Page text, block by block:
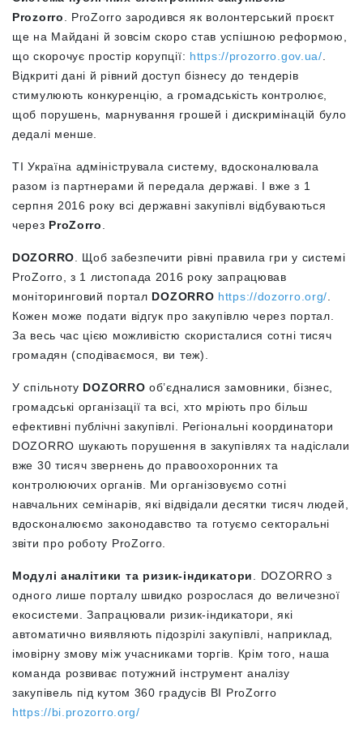
Prozorro
. ProZorro зародився як волонтерський проєкт
ще на Майдані й зовсім скоро став успішною реформою,
що скорочує простір корупції: https://prozorro.gov.ua/
Відкриті дані й рівний доступ бізнесу до тендерів
стимулюють конкуренцію, а громадськість контролює,
щоб порушень, марнування грошей і дискримінацій було
дедалі менше.
ТІ Україна адмініструвала систему, вдосконалювала
разом із партнерами й передала державі. І вже з 1
серпня 2016 року всі державні закупівлі відбуваються
через ProZorro
DOZORRO . Щоб забезпечити рівні правила гри у системі
ProZorro, з 1 листопада 2016 року запрацював
моніторинговий портал DOZORRO https://dozorro.org/
Кожен може подати відгук про закупівлю через портал.
За весь час цією можливістю скористалися сотні тисяч
громадян (сподіваємося, ви теж).
У спільноту DOZORRO об’єдналися замовники, бізнес,
громадські організації та всі, хто мріють про більш
ефективні публічні закупівлі. Регіональні координатори
DOZORRO шукають порушення в закупівлях та надіслали
вже 30 тисяч звернень до правоохоронних та
контролюючих органів. Ми організовуємо сотні
навчальних семінарів, які відвідали десятки тисяч людей,
вдосконалюємо законодавство та готуємо секторальні
звіти про роботу ProZorro.
Модулі аналітики та ризик-індикатори
. DOZORRO з
одного лише порталу швидко розрослася до величезної
екосистеми. Запрацювали ризик-індикатори, які
автоматично виявляють підозрілі закупівлі, наприклад,
імовірну змову між учасниками торгів. Крім того, наша
команда розвиває потужний інструмент аналізу
закупівель під кутом 360 градусів BI ProZorro
https://bi.prozorro.org/